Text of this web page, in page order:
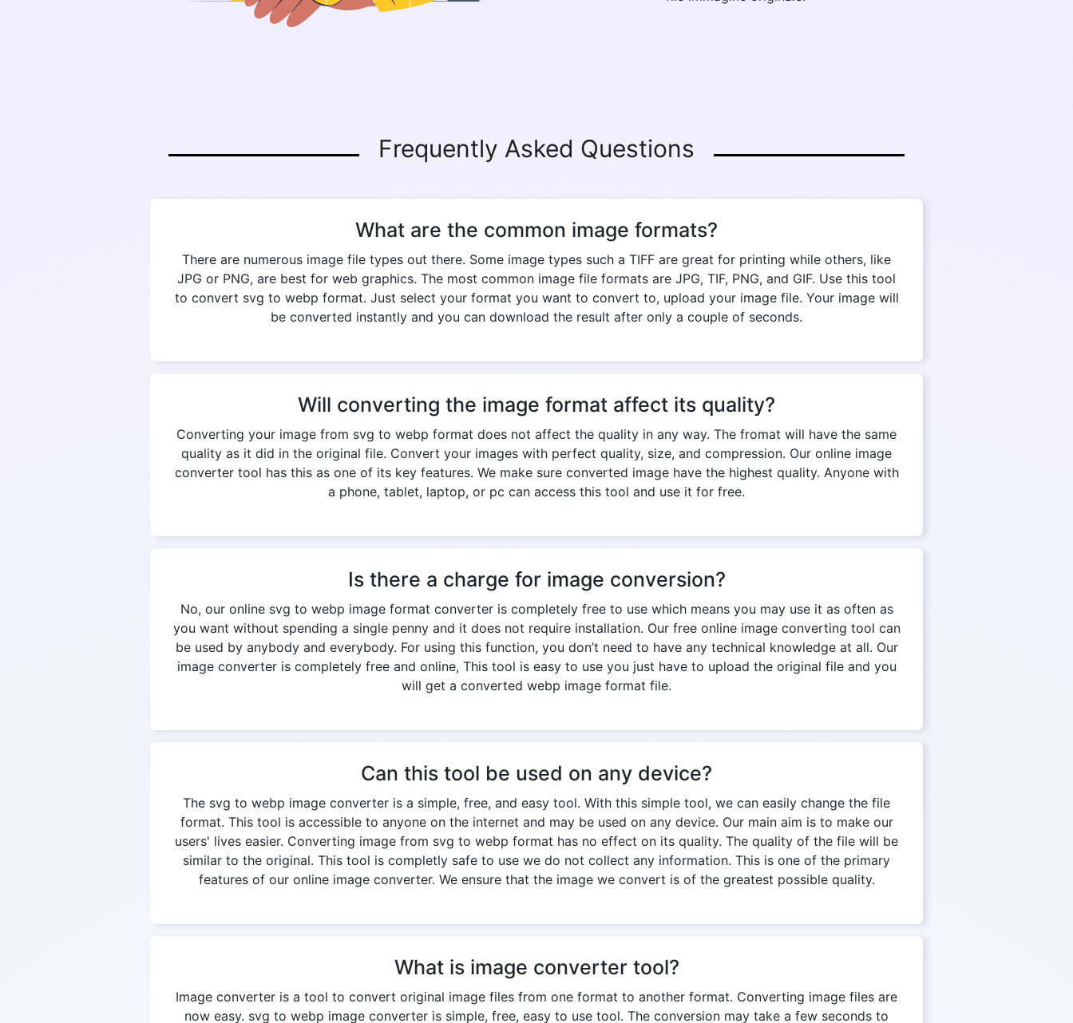
Frequently Asked Questions
What are the common image formats?
There are numerous image file types out there. Some image types such a TIFF are great for printing while others, like
JPG or PNG, are best for web graphics. The most common image file formats are JPG, TIF, PNG, and GIF. Use this tool
to convert svg to webp format. Just select your format you want to convert to, upload your image file. Your image will
be converted instantly and you can download the result after only a couple of seconds.
Will converting the image format affect its quality?
Converting your image from svg to webp format does not affect the quality in any way. The fromat will have the same
quality as it did in the original file. Convert your images with perfect quality, size, and compression. Our online image
converter tool has this as one of its key features. We make sure converted image have the highest quality. Anyone with
a phone, tablet, laptop, or pc can access this tool and use it for free.
Is there a charge for image conversion?
No, our online svg to webp image format converter is completely free to use which means you may use it as often as
you want without spending a single penny and it does not require installation. Our free online image converting tool can
be used by anybody and everybody. For using this function, you don’t need to have any technical knowledge at all. Our
image converter is completely free and online, This tool is easy to use you just have to upload the original file and you
will get a converted webp image format file.
Can this tool be used on any device?
The svg to webp image converter is a simple, free, and easy tool. With this simple tool, we can easily change the file
format. This tool is accessible to anyone on the internet and may be used on any device. Our main aim is to make our
users' lives easier. Converting image from svg to webp format has no effect on its quality. The quality of the file will be
similar to the original. This tool is completly safe to use we do not collect any information. This is one of the primary
features of our online image converter. We ensure that the image we convert is of the greatest possible quality.
What is image converter tool?
Image converter is a tool to convert original image files from one format to another format. Converting image files are
now easy. svg to webp image converter is simple, free, easy to use tool. The conversion may take a few seconds to